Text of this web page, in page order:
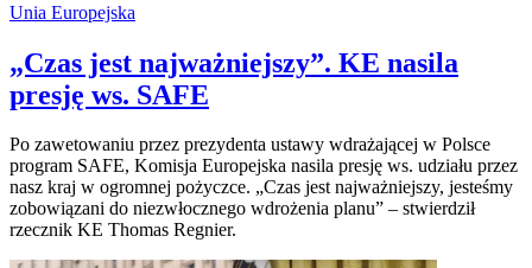
Unia Europejska
„Czas jest najważniejszy”. KE nasila
presję ws. SAFE
Po zawetowaniu przez prezydenta ustawy wdrażającej w Polsce
program SAFE, Komisja Europejska nasila presję ws. udziału przez
nasz kraj w ogromnej pożyczce. „Czas jest najważniejszy, jesteśmy
zobowiązani do niezwłocznego wdrożenia planu” – stwierdził
rzecznik KE Thomas Regnier.